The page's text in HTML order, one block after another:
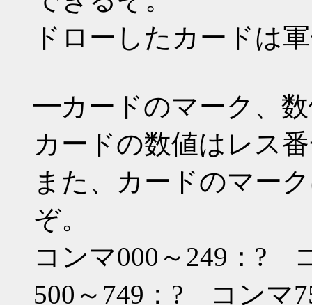
ドローしたカードは
━カードのマーク、
カードの数値はレス
また、カードのマー
ぞ。
コンマ000～249：?
500～749：? コンマ